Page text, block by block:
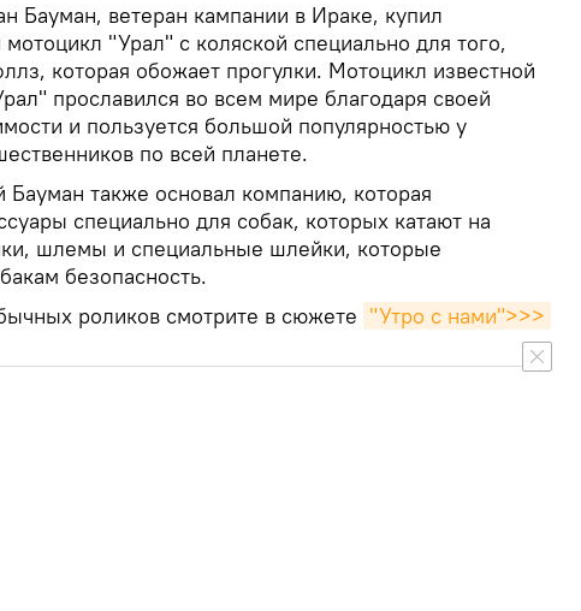
Бауман, ветеран кампании в Ираке, купил
"Урал" с коляской специально для того,
которая обожает прогулки. Мотоцикл известной
прославился во всем мире благодаря своей
и пользуется большой популярностью у
по всей планете.
также основал компанию, которая
специально для собак, которых катают на
шлемы и специальные шлейки, которые
безопасность.
роликов смотрите в сюжете "Утро с нами">>>